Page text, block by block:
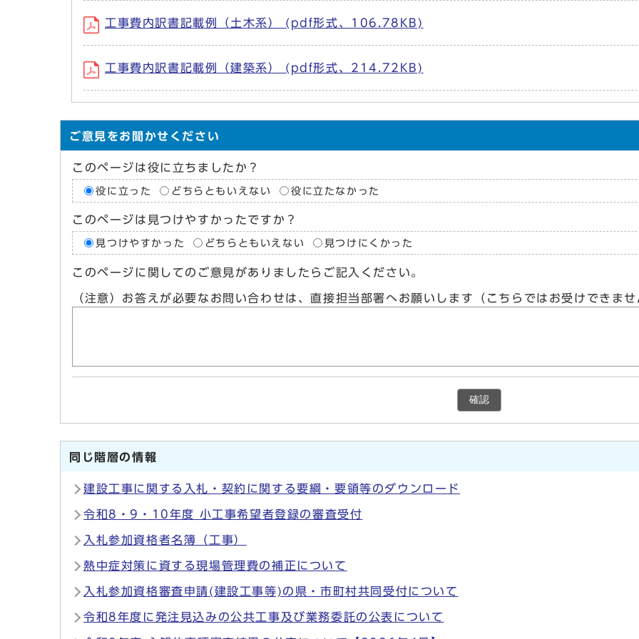
工事費内訳書記載例（土木系） (pdf形式、106.78KB)
工事費内訳書記載例（建築系） (pdf形式、214.72KB)
ご意見をお聞かせください
このページは役に立ちましたか？
役に立った どちらともいえない 役に立たなかった
このページは見つけやすかったですか？
見つけやすかった どちらともいえない 見つけにくかった
このページに関してのご意見がありましたらご記入ください。
（注意）お答えが必要なお問い合わせは、直接担当部署へお願いします（こちらではお受けできま
確認
同じ階層の情報
建設工事に関する入札・契約に関する要綱・要領等のダウンロード
令和8・9・10年度 小工事希望者登録の審査受付
入札参加資格者名簿（工事）
熱中症対策に資する現場管理費の補正について
入札参加資格審査申請(建設工事等)の県・市町村共同受付について
令和8年度に発注見込みの公共工事及び業務委託の公表について